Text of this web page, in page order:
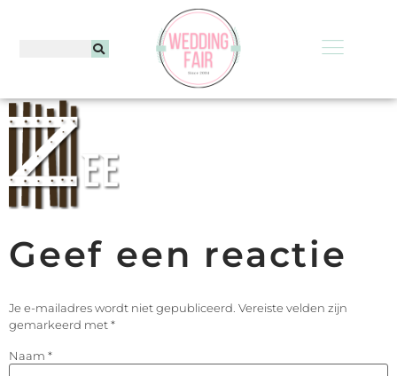
Geef een reactie
Je e-mailadres wordt niet gepubliceerd. Vereiste velden zijn
gemarkeerd met*
Naam *